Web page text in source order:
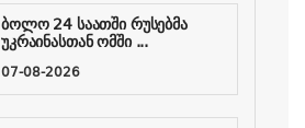
ბოლო 24 საათში რუსებმა
უკრაინასთან ომში ...
07-08-2026